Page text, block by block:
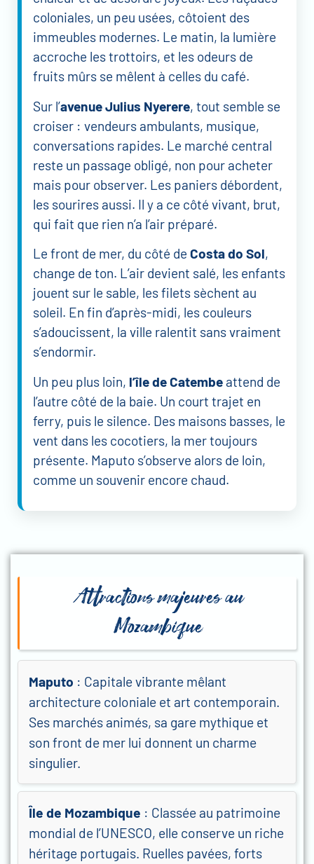
coloniales, un peu usées, côtoient des
immeubles modernes. Le matin, la lumière
accroche les trottoirs, et les odeurs de
fruits mûrs se mêlent à celles du café.
Sur l’avenue Julius Nyerere, tout semble se
croiser : vendeurs ambulants, musique,
conversations rapides. Le marché central
reste un passage obligé, non pour acheter
mais pour observer. Les paniers débordent,
les sourires aussi. Il y a ce côté vivant, brut,
qui fait que rien n’a l’air préparé.
Le front de mer, du côté de Costa do Sol,
change de ton. L’air devient salé, les enfants
jouent sur le sable, les filets sèchent au
soleil. En fin d’après-midi, les couleurs
s’adoucissent, la ville ralentit sans vraiment
s’endormir.
Un peu plus loin, l’île de Catembe attend de
l’autre côté de la baie. Un court trajet en
ferry, puis le silence. Des maisons basses, le
vent dans les cocotiers, la mer toujours
présente. Maputo s’observe alors de loin,
comme un souvenir encore chaud.
Attractions majeures au
Mozambique
Maputo : Capitale vibrante mêlant
architecture coloniale et art contemporain.
Ses marchés animés, sa gare mythique et
son front de mer lui donnent un charme
singulier.
Île de Mozambique : Classée au patrimoine
mondial de l’UNESCO, elle conserve un riche
héritage portugais. Ruelles pavées, forts